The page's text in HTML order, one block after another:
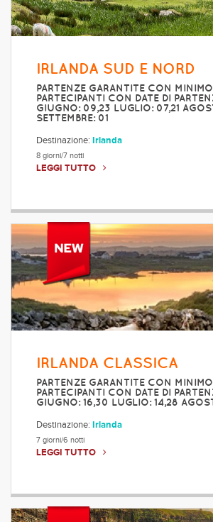
IRLANDA SUD E NORD
PARTENZE GARANTITE CON
PARTECIPANTI CON DATE DI
GIUGNO: 09,23 LUGLIO: 07,21
SETTEMBRE: 01
Destinazione: Irlanda
8 giorni/7 notti
LEGGI TUTTO
IRLANDA CLASSICA
PARTENZE GARANTITE CON
PARTECIPANTI CON DATE DI
GIUGNO: 16,30 LUGLIO: 14,28
Destinazione: Irlanda
7 giorni/6 notti
LEGGI TUTTO